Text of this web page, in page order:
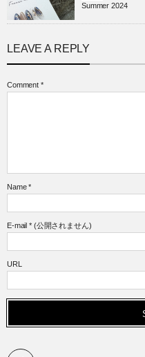
Summer 2024
LEAVE A REPLY
Comment *
Name *
E-mail *(公開されません)
URL